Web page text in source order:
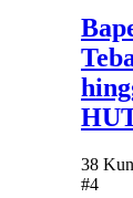
38
#4